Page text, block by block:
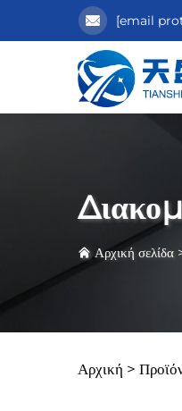
[email
Αρχική σελίδα
Αρχική >